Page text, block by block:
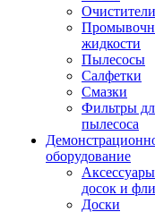
Очистители
жидкости
Пылесосы
Салфетки
Смазки
Фильтры
пылесоса
оборудование
досок и
Доски